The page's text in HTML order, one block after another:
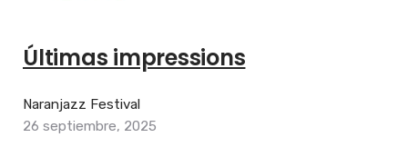
Últimas impressions
Naranjazz Festival
26 septiembre, 2025